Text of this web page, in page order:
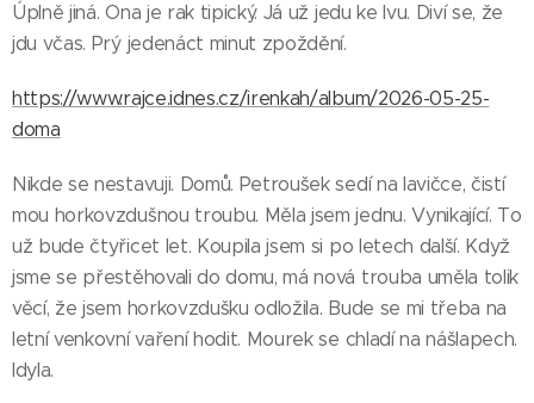
Úplně jiná. Ona je rak tipický. Já už jedu ke lvu. Diví se, že
jdu včas. Prý jedenáct minut zpoždění.
https://www.rajce.idnes.cz/irenkah/album/2026-05-25-
doma
Nikde se nestavuji. Domů. Petroušek sedí na lavičce, čistí
mou horkovzdušnou troubu. Měla jsem jednu. Vynikající. To
už bude čtyřicet let. Koupila jsem si po letech další. Když
jsme se přestěhovali do domu, má nová trouba uměla tolik
věcí, že jsem horkovzdušku odložila. Bude se mi třeba na
letní venkovní vaření hodit. Mourek se chladí na nášlapech.
Idyla.